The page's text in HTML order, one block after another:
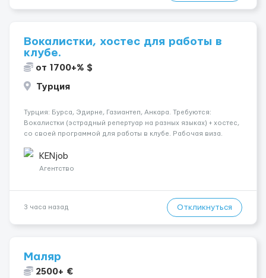
Вокалистки, хостес для работы в
клубе.
от 1700+% $
Турция
Турция: Бурса, Эдирне, Газиантеп, Анкара. Требуются:
Вокалистки (эстрадный репертуар на разных языках) + хостеc,
со своей программой для работы в клубе. Рабочая виза.
одного до трех месяцев. Мед. страховка. Высокая зарплат...
KENjob
Агентство
3 часа назад Откликнуться
Маляр
2500+ €